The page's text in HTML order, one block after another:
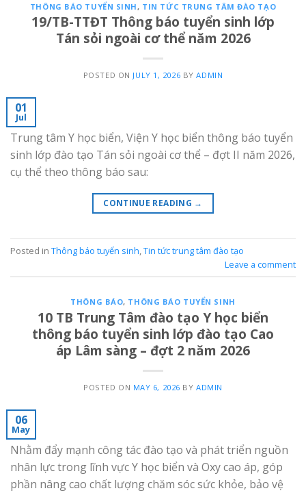
THÔNG BÁO TUYỂN SINH , TIN TỨC TRUNG TÂM ĐÀO TẠO
19/TB-TTĐT Thông báo tuyển sinh lớp
Tán sỏi ngoài cơ thể năm 2026
POSTED ON JULY 1, 2026 BYADMIN
01
Jul
Trung tâm Y học biển, Viện Y học biển thông báo tuyển
sinh lớp đào tạo Tán sỏi ngoài cơ thể – đợt II năm 2026,
cụ thể theo thông báo sau:
CONTINUE READING →
Posted in Thông báo tuyển sinh,Tin tức trung tâm đào tạo
Leave a comment
THÔNG BÁO, THÔNG BÁO TUYỂN SINH
10 TB Trung Tâm đào tạo Y học biển
thông báo tuyển sinh lớp đào tạo Cao
áp Lâm sàng – đợt 2 năm 2026
POSTED ON MAY 6, 2026 BYADMIN
06
May
Nhằm đẩy mạnh công tác đào tạo và phát triển nguồn
nhân lực trong lĩnh vực Y học biển và Oxy cao áp, góp
phần nâng cao chất lượng chăm sóc sức khỏe, bảo vệ